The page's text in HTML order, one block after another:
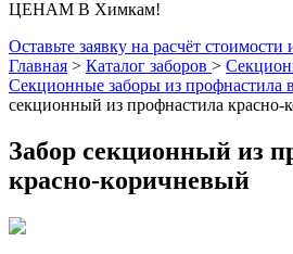
ЦЕНАМ В Химкам!
Оставьте заявку на расчёт
Главная > Каталог заборов >
Секционные заборы из профнастила
секционный из профнастила красно-
Забор секционный из
красно-коричневый